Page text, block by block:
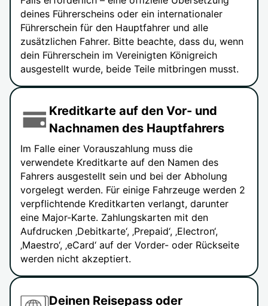
deines Führerscheins oder ein internationaler
Führerschein für den Hauptfahrer und alle
zusätzlichen Fahrer. Bitte beachte, dass du, wenn
dein Führerschein im Vereinigten Königreich
ausgestellt wurde, beide Teile mitbringen musst.
Kreditkarte auf den Vor- und
Nachnamen des Hauptfahrers
Im Falle einer Vorauszahlung muss die
verwendete Kreditkarte auf den Namen des
Fahrers ausgestellt sein und bei der Abholung
vorgelegt werden. Für einige Fahrzeuge werden 2
verpflichtende Kreditkarten verlangt, darunter
eine Major-Karte. Zahlungskarten mit den
Aufdrucken ‚Debitkarte‘, ‚Prepaid‘, ‚Electron‘,
‚Maestro‘, ‚eCard‘ auf der Vorder- oder Rückseite
werden nicht akzeptiert.
Deinen Reisepass oder